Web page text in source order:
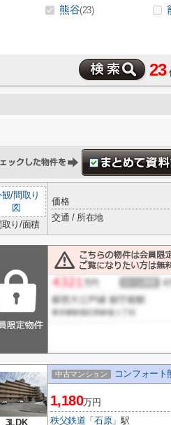
熊谷(23)
23
観/間取り
図
取り/面積
価格
交通 / 所在地
3LDK
中古マンション コンフォート
1,180万円
秩父鉄道 「石原」駅